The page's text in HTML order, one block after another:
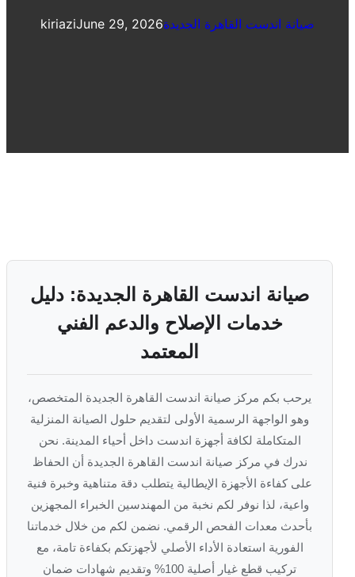
kiriaziJune 29, 2026صيانة اندست القاهرة الجديدة
صيانة اندست القاهرة الجديدة: دليل
خدمات الإصلاح والدعم الفني
المعتمد
يرحب بكم مركز صيانة اندست القاهرة الجديدة المتخصص،
وهو الواجهة الرسمية الأولى لتقديم حلول الصيانة المنزلية
المتكاملة لكافة أجهزة اندست داخل أحياء المدينة. نحن
ندرك في مركز صيانة اندست القاهرة الجديدة أن الحفاظ
على كفاءة الأجهزة الإيطالية يتطلب دقة متناهية وخبرة فنية
واعية، لذا نوفر لكم نخبة من المهندسين الخبراء المجهزين
بأحدث معدات الفحص الرقمي. نضمن لكم من خلال خدماتنا
الفورية استعادة الأداء الأصلي لأجهزتكم بكفاءة تامة، مع
تركيب قطع غيار أصلية 100% وتقديم شهادات ضمان